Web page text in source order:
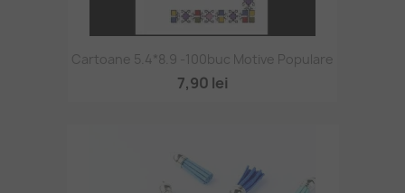
Cartoane 5.4*8.9 -100buc Motive Populare
7,90 lei